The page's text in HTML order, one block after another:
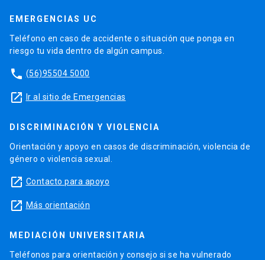
EMERGENCIAS UC
Teléfono en caso de accidente o situación que ponga en
riesgo tu vida dentro de algún campus.
phone (56)95504 5000
launch Ir al sitio de Emergencias
DISCRIMINACIÓN Y VIOLENCIA
Orientación y apoyo en casos de discriminación, violencia de
género o violencia sexual.
launch Contacto para apoyo
launch Más orientación
MEDIACIÓN UNIVERSITARIA
Teléfonos para orientación y consejo si se ha vulnerado